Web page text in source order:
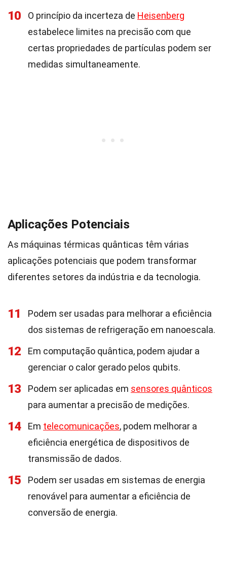
10 O princípio da incerteza de Heisenberg
estabelece limites na precisão com que
certas propriedades de partículas podem ser
medidas simultaneamente.
Aplicações Potenciais
As máquinas térmicas quânticas têm várias
aplicações potenciais que podem transformar
diferentes setores da indústria e da tecnologia.
11
Podem ser usadas para melhorar a eficiência
dos sistemas de refrigeração em nanoescala.
12
Em computação quântica, podem ajudar a
gerenciar o calor gerado pelos qubits.
13 Podem ser aplicadas em sensores quânticos
para aumentar a precisão de medições.
14 Em telecomunicações, podem melhorar a
eficiência energética de dispositivos de
transmissão de dados.
15
Podem ser usadas em sistemas de energia
renovável para aumentar a eficiência de
conversão de energia.